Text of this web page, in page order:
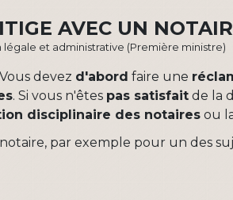
AVEC UN
et administrative (Première ministre)
devez d'abord faire une
. Si vous n'êtes pas satisfait de la
disciplinaire des notaires ou
par exemple pour un des